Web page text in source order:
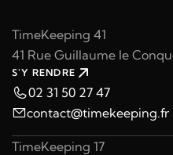
TimeKeeping 41
41 Rue Guillaume le
S'Y RENDRE
02 31 50 27 47
contact@timekeeping.fr
TimeKeeping 17